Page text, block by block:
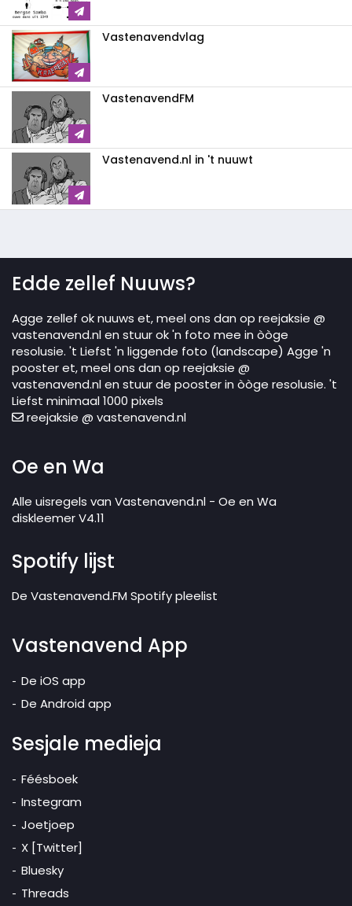
Vastenavendvlag
VastenavendFM
Vastenavend.nl in 't nuuwt
Edde zellef Nuuws?
Agge zellef ok nuuws et, meel ons dan op reejaksie @
vastenavend.nl en stuur ok 'n foto mee in òòge
resolusie. 't Liefst 'n liggende foto (landscape) Agge 'n
pooster et, meel ons dan op reejaksie @
vastenavend.nl en stuur de pooster in òòge resolusie. 't
Liefst minimaal 1000 pixels
reejaksie @ vastenavend.nl
Oe en Wa
Alle uisregels van Vastenavend.nl - Oe en Wa
diskleemer V4.11
Spotify lijst
De Vastenavend.FM Spotify pleelist
Vastenavend App
De iOS app
De Android app
Sesjale medieja
Féésboek
Instegram
Joetjoep
X [Twitter]
Bluesky
Threads